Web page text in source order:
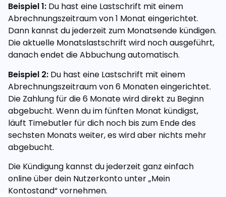
Beispiel 1: Du hast eine Lastschrift mit einem
Abrechnungszeitraum von 1 Monat eingerichtet.
Dann kannst du jederzeit zum Monatsende kündigen.
Die aktuelle Monatslastschrift wird noch ausgeführt,
danach endet die Abbuchung automatisch.
Beispiel 2: Du hast eine Lastschrift mit einem
Abrechnungszeitraum von 6 Monaten eingerichtet.
Die Zahlung für die 6 Monate wird direkt zu Beginn
abgebucht. Wenn du im fünften Monat kündigst,
läuft Timebutler für dich noch bis zum Ende des
sechsten Monats weiter, es wird aber nichts mehr
abgebucht.
Die Kündigung kannst du jederzeit ganz einfach
online über dein Nutzerkonto unter „Mein
Kontostand“ vornehmen.